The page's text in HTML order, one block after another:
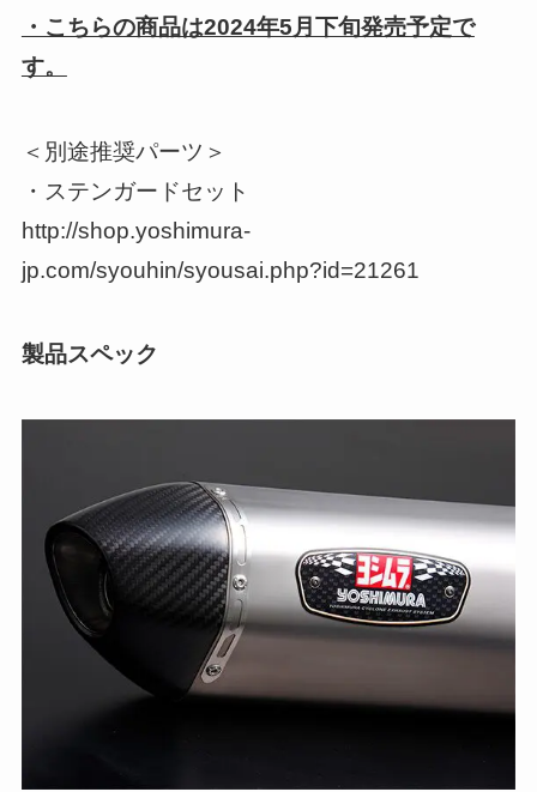
・こちらの商品は2024年5月下旬発売予定で
す。
＜別途推奨パーツ＞
・ステンガードセット
http://shop.yoshimura-
jp.com/syouhin/syousai.php?id=21261
製品スペック